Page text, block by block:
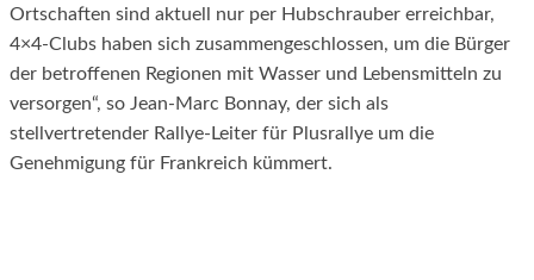
Ortschaften sind aktuell nur per Hubschrauber erreichbar,
4×4-Clubs haben sich zusammengeschlossen, um die Bürger
der betroffenen Regionen mit Wasser und Lebensmitteln zu
versorgen“, so Jean-Marc Bonnay, der sich als
stellvertretender Rallye-Leiter für Plusrallye um die
Genehmigung für Frankreich kümmert.